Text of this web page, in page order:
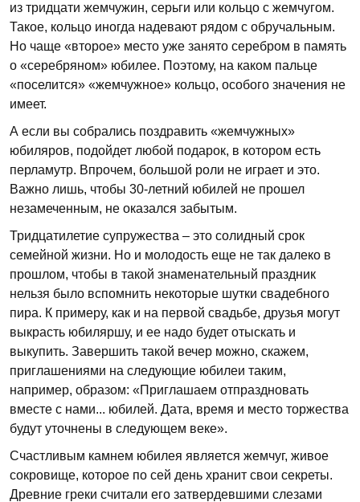
из тридцати жемчужин, серьги или кольцо с жемчугом.
Такое, кольцо иногда надевают рядом с обручальным.
Но чаще «второе» место уже занято серебром в память
о «серебряном» юбилее. Поэтому, на каком пальце
«поселится» «жемчужное» кольцо, особого значения не
имеет.
А если вы собрались поздравить «жемчужных»
юбиляров, подойдет любой подарок, в котором есть
перламутр. Впрочем, большой роли не играет и это.
Важно лишь, чтобы 30-летний юбилей не прошел
незамеченным, не оказался забытым.
Тридцатилетие супружества – это солидный срок
семейной жизни. Но и молодость еще не так далеко в
прошлом, чтобы в такой знаменательный праздник
нельзя было вспомнить некоторые шутки свадебного
пира. К примеру, как и на первой свадьбе, друзья могут
выкрасть юбиляршу, и ее надо будет отыскать и
выкупить. Завершить такой вечер можно, скажем,
приглашениями на следующие юбилеи таким,
например, образом: «Приглашаем отпраздновать
вместе с нами... юбилей. Дата, время и место торжества
будут уточнены в следующем веке».
Счастливым камнем юбилея является жемчуг, живое
сокровище, которое по сей день хранит свои секреты.
Древние греки считали его затвердевшими слезами